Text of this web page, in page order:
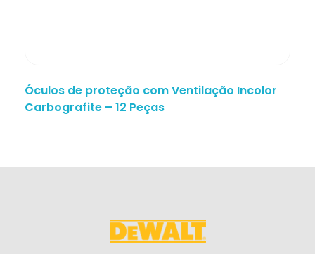
Óculos de proteção com Ventilação Incolor
Carbografite – 12 Peças